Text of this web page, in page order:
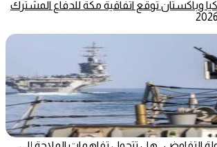
وباكستان توقع اتفاقية مكة للدفاع المشترك